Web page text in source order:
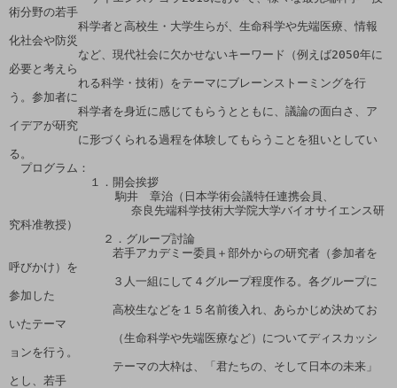
術分野の若手
科学者と高校生・大学生らが、生命科学や先端医療、情報
化社会や防災
など、現代社会に欠かせないキーワード（例えば2050年に
必要と考えら
れる科学・技術）をテーマにブレーンストーミングを行
う。参加者に
科学者を身近に感じてもらうとともに、議論の面白さ、ア
イデアが研究
に形づくられる過程を体験してもらうことを狙いとしてい
る。
プログラム：
１．開会挨拶
駒井　章治（日本学術会議特任連携会員、
奈良先端科学技術大学院大学バイオサイエンス研
究科准教授）
若手アカデミー委員＋部外からの研究者（参加者を
呼びかけ）を
３人一組にして４グループ程度作る。各グループに
参加した
高校生などを１５名前後入れ、あらかじめ決めてお
いたテーマ
（生命科学や先端医療など）についてディスカッシ
ョンを行う。
テーマの大枠は、「君たちの、そして日本の未来」
とし、若手